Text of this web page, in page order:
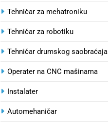
Tehničar za mehatroniku
Tehničar za robotiku
Tehničar drumskog saobraćaja
Operater na CNC mašinama
Instalater
Automehaničar